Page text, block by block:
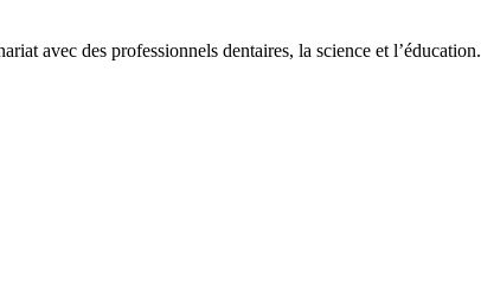
avec des professionnels dentaires, la science et l’éducation.